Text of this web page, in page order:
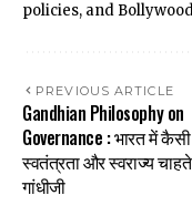
policies, and
PREVIOUS ARTICLE
Gandhian Philosophy on
Governance : भारत में कैसी
स्वतंत्रता और स्वराज्य
गांधीजी